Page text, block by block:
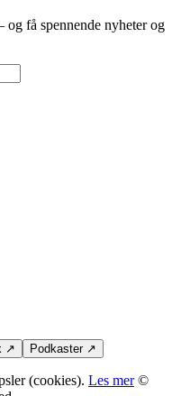
få spennende nyheter og
↗ Podkaster↗
(cookies). Les mer©